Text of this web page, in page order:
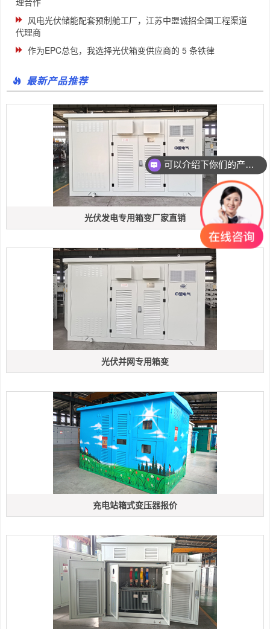
风电光伏储能配套预制舱工厂，江苏中盟诚招全国工程渠道
代理商
作为EPC总包，我选择光伏箱变供应商的 5 条铁律
最新产品推荐
光伏发电专用箱变厂家直销
光伏并网专用箱变
充电站箱式变压器报价
可以介绍下你们的产品么